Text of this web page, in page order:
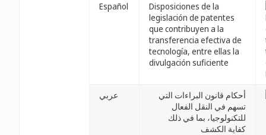
Español
Disposiciones de la
legislación de patentes
que contribuyen a la
transferencia efectiva de
tecnología, entre ellas la
divulgación suficiente
عربي
أحكام قانون البراءات التي
تسهم في النقل الفعال
للتكنولوجيا، بما في ذلك
كفاية الكشف